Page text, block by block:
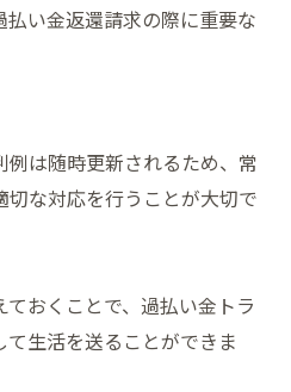
払い金返還請求の際に重要な
は随時更新されるため、常
な対応を行うことが大切で
おくことで、過払い金トラ
生活を送ることができま